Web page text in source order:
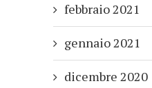
febbraio 2021
gennaio 2021
dicembre 2020